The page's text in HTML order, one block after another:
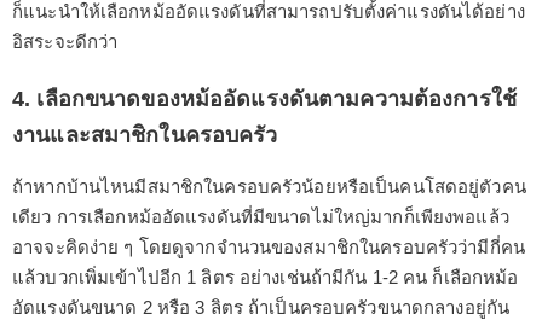
ก็แนะนำให้เลือกหม้ออัดแรงดันที่สามารถปรับตั้งค่าแรงดันได้อย่าง
อิสระจะดีกว่า
4. เลือกขนาดของหม้ออัดแรงดันตามความต้องการใช้
งานและสมาชิกในครอบครัว
ถ้าหากบ้านไหนมีสมาชิกในครอบครัวน้อยหรือเป็นคนโสดอยู่ตัวคน
เดียว การเลือกหม้ออัดแรงดันที่มีขนาดไม่ใหญ่มากก็เพียงพอแล้ว
อาจจะคิดง่าย ๆ โดยดูจากจำนวนของสมาชิกในครอบครัวว่ามีกี่คน
แล้วบวกเพิ่มเข้าไปอีก 1 ลิตร อย่างเช่นถ้ามีกัน 1-2 คน ก็เลือกหม้อ
อัดแรงดันขนาด 2 หรือ 3 ลิตร ถ้าเป็นครอบครัวขนาดกลางอยู่กัน